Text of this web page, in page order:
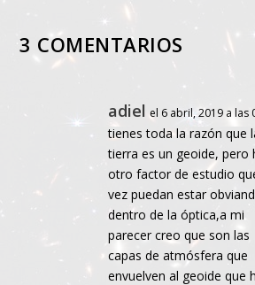
3 COMENTARIOS
adiel el 6 abril, 2019 a las
tienes toda la razón que
tierra es un geoide, pero
otro factor de estudio
vez puedan estar
dentro de la óptica,a mi
parecer creo que son las
capas de atmósfera que
envuelven al geoide que